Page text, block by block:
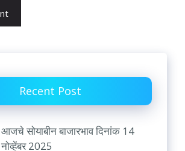
Recent Post
आजचे सोयाबीन बाजारभाव दिनांक 14
नोव्हेंबर 2025